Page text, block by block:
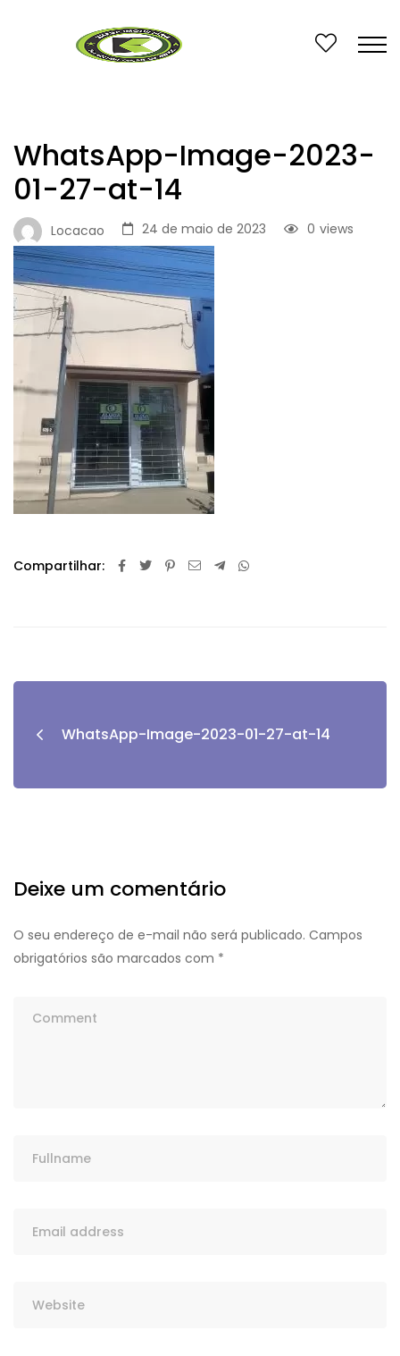
WhatsApp-Image-2023-
01-27-at-14
Locacao 24 de maio de 2023 views
0
Compartilhar:
WhatsApp-Image-2023-01-27-at-14
Deixe um comentário
O seu endereço de e-mail não será publicado. Campos
obrigatórios são marcados com *